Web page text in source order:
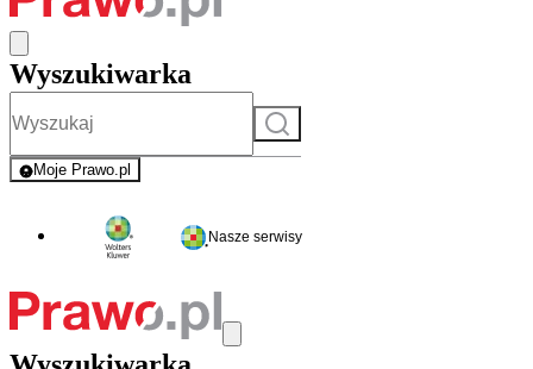
Wyszukiwarka
Szukaj
Moje Prawo.pl
- rejestracja i logowanie do serwisu
Nasze serwisy